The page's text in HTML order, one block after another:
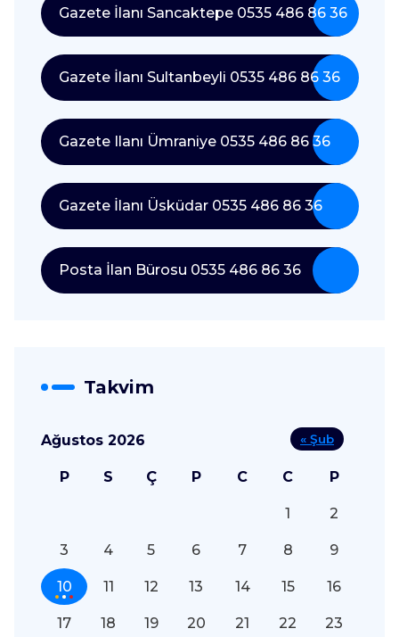
Gazete İlanı Sancaktepe 0535 486 86 36
Gazete İlanı Sultanbeyli 0535 486 86 36
Gazete Ilanı Ümraniye 0535 486 86 36
Gazete İlanı Üsküdar 0535 486 86 36
Posta İlan Bürosu 0535 486 86 36
Takvim
Ağustos 2026
P S Ç P C C P
1 2
3 4 5 6 7 8 9
10 11 12 13 14 15 16
17 18 19 20 21 22 23
« Şub